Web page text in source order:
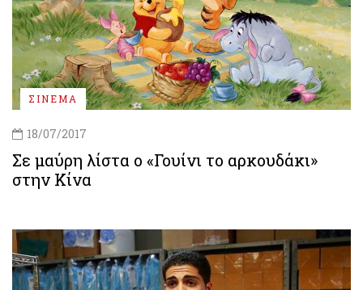
ΣΙΝΕΜΑ
18/07/2017
Σε μαύρη λίστα ο «Γουίνι το αρκουδάκι»
στην Κίνα